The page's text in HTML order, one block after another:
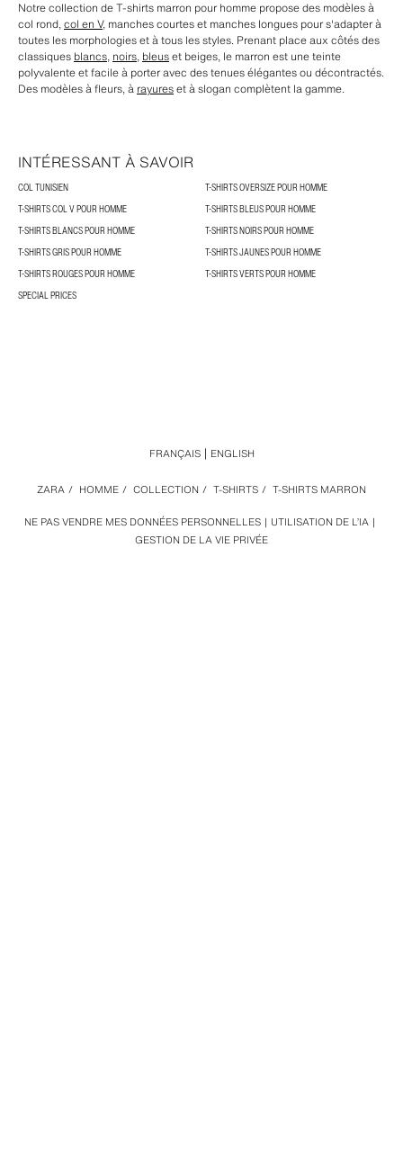
Notre collection de T-shirts marron pour homme propose des modèles à
col rond,col en V, manches courtes et manches longues pour s'adapter à
toutes les morphologies et à tous les styles. Prenant place aux côtés des
classiques blancs, noirs, bleuset beiges, le marron est une teinte
polyvalente et facile à porter avec des tenues élégantes ou décontractés.
Des modèles à fleurs, à rayureset à slogan complètent la gamme.
INTÉRESSANT À SAVOIR
COL TUNISIEN
T-SHIRTS OVERSIZE POUR HOMME
T-SHIRTS COL V POUR HOMME
T-SHIRTS BLEUS POUR HOMME
T-SHIRTS BLANCS POUR HOMME
T-SHIRTS NOIRS POUR HOMME
T-SHIRTS GRIS POUR HOMME
T-SHIRTS JAUNES POUR HOMME
T-SHIRTS ROUGES POUR HOMME
T-SHIRTS VERTS POUR HOMME
SPECIAL PRICES
NE PAS VENDRE MES DONNÉES PERSONNELLES
UTILISATION DE L’IA
GESTION DE LA VIE PRIVÉE
ZARA / HOMME / COLLECTION / T-SHIRTS / T-SHIRTS MARRON
FRANÇAIS ENGLISH